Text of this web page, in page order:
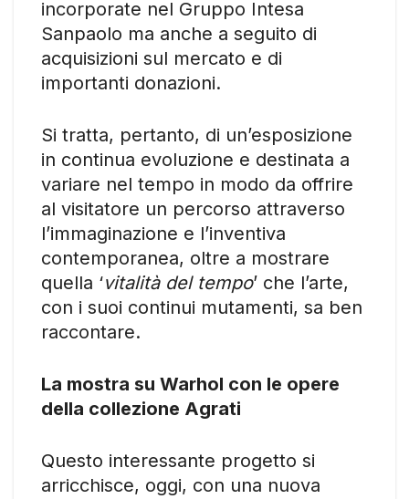
incorporate nel Gruppo Intesa
Sanpaolo ma anche a seguito di
acquisizioni sul mercato e di
importanti donazioni.
Si tratta, pertanto, di un’esposizione
in continua evoluzione e destinata a
variare nel tempo in modo da offrire
al visitatore un percorso attraverso
l’immaginazione e l’inventiva
contemporanea, oltre a mostrare
quella ‘vitalità del tempo’ che l’arte,
con i suoi continui mutamenti, sa ben
raccontare.
La mostra su Warhol con le opere
della collezione Agrati
Questo interessante progetto si
arricchisce, oggi, con una nuova